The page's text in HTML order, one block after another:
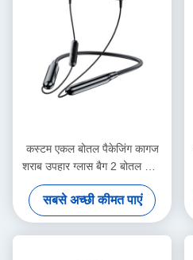
कस्टम एकल बोतल पैकेजिंग कागज
शराब उपहार ग्लास बैग 2 बोतल काले
शराब टोटे ले जाने बैग
सबसे अच्छी कीमत पाएं